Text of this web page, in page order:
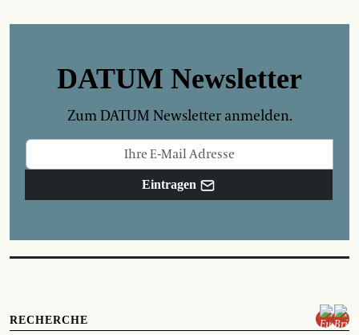
DATUM Newsletter
Zum DATUM Newsletter anmelden.
Eintragen
RECHERCHE